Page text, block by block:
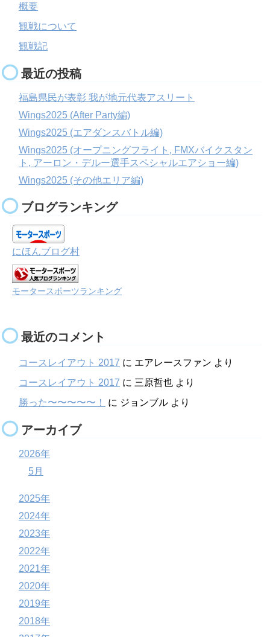
概要
観戦について
観戦記
最近の投稿
福島県民が表彰 我が地元代表アスリート
Wings2025 (After Party編)
Wings2025 (エアダンスバトル編)
Wings2025 (オープニングフライト, FMXバイクスタン
ト, アーロン・デルー選手スペシャルエアショー編)
Wings2025 (その他エリア編)
ブログランキング
にほんブログ村
モータースポーツランキング
最近のコメント
コースレイアウト 2017 に エアレースファン より
コースレイアウト 2017 に 三原哲也 より
勝った〜〜〜〜〜！
に ジョンブル より
アーカイブ
2026年
5月
2025年
2024年
2023年
2022年
2021年
2020年
2019年
2018年